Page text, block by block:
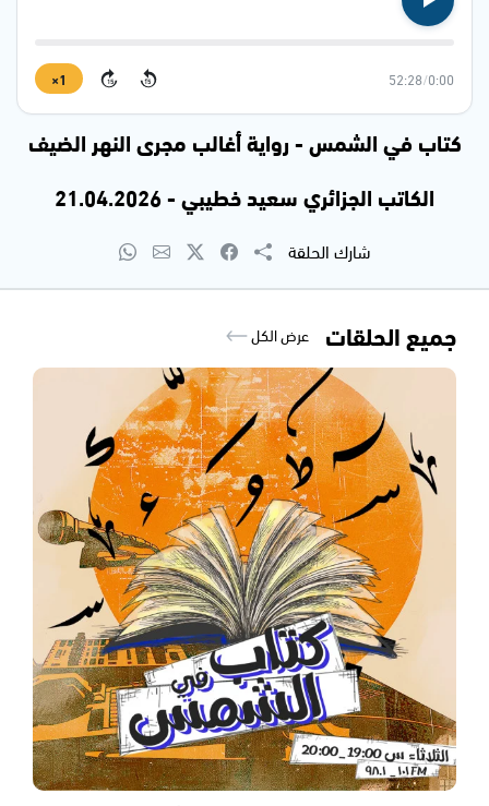
0:00
/
52:28
15
15
1×
كتاب في الشمس - رواية أغالب مجرى النهر الضيف
الكاتب الجزائري سعيد خطيبي - 21.04.2026
شارك الحلقة
جميع الحلقات عرض الكل